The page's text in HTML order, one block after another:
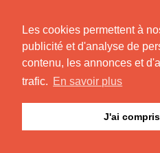
Les cookies permettent à
publicité et d'analyse de
contenu, les annonces et
trafic. En savoir plus
J'ai compris